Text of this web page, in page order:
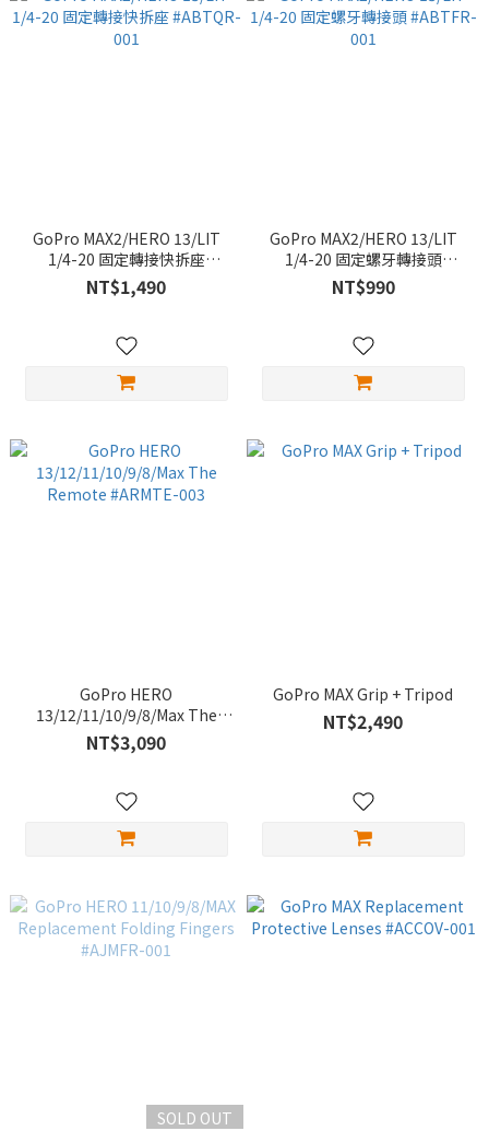
GoPro MAX2/HERO 13/LIT
1/4-20 固定轉接快拆座
#ABTQR-001
NT$1,490
GoPro MAX2/HERO 13/LIT
1/4-20 固定螺牙轉接頭
#ABTFR-001
NT$990
GoPro HERO
13/12/11/10/9/8/Max The
Remote #ARMTE-003
NT$3,090
GoPro MAX Grip + Tripod
NT$2,490
SOLD OUT